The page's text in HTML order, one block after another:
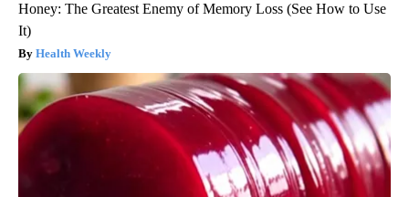
Honey: The Greatest Enemy of Memory Loss (See How to Use
It)
Health Weekly